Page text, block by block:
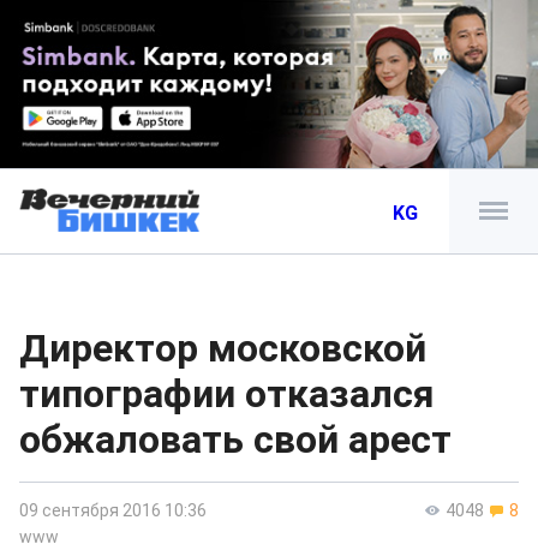
KG
Директор московской
типографии отказался
обжаловать свой арест
4048 8
09 сентября 2016 10:36
www